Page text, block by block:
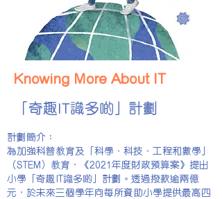
Knowing More About IT
「奇趣IT識多啲」計劃
計劃簡介：
為加強科普教育及「科學、科技、工程和數學」
（STEM）教育，《2021年度財政預算案》提出
小學「奇趣IT識多啲」計劃。透過撥款逾兩億
元，於未來三個學年向每所資助小學提供最高四